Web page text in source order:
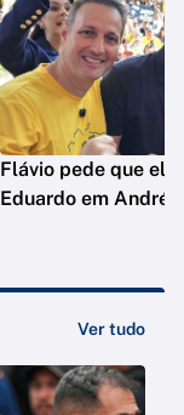
Flávio pede que
Eduardo em André
Ver tudo